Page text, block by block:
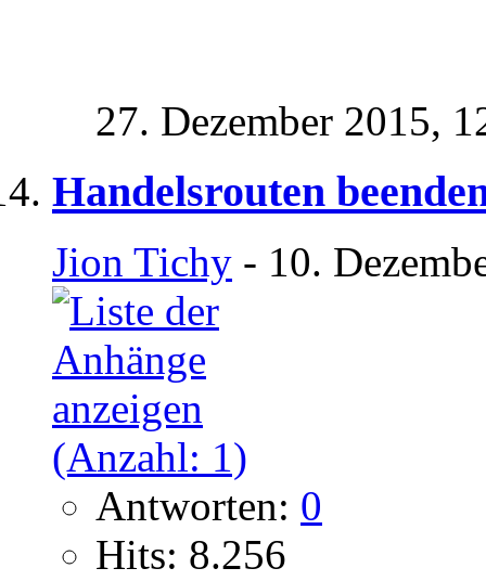
27. Dezember 2015,
Handelsrouten
Jion Tichy - 10.
Antworten: 0
Hits: 8.256